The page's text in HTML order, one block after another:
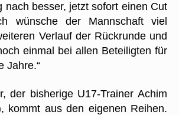
nach besser, jetzt sofort einen Cut
wünsche der Mannschaft viel
Verlauf der Rückrunde und
einmal bei allen Beteiligten für
Jahre.“
der bisherige U17-Trainer Achim
kommt aus den eigenen Reihen.